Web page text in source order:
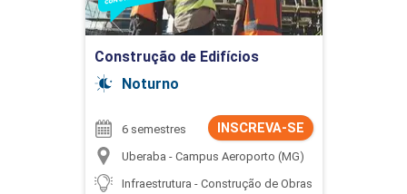
Construção de Edifícios
Noturno
INSCREVA-SE
6 semestres
Uberaba - Campus Aeroporto (MG)
Infraestrutura - Construção de Obras
Ir para Inscrição